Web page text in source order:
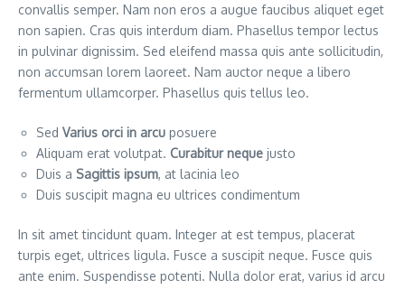
convallis semper. Nam non eros a augue faucibus aliquet eget
non sapien. Cras quis interdum diam. Phasellus tempor lectus
in pulvinar dignissim. Sed eleifend massa quis ante sollicitudin,
non accumsan lorem laoreet. Nam auctor neque a libero
fermentum ullamcorper. Phasellus quis tellus leo.
Sed Varius orci in arcu posuere
Aliquam erat volutpat. Curabitur neque justo
Duis a Sagittis ipsum, at lacinia leo
Duis suscipit magna eu ultrices condimentum
In sit amet tincidunt quam. Integer at est tempus, placerat
turpis eget, ultrices ligula. Fusce a suscipit neque. Fusce quis
ante enim. Suspendisse potenti. Nulla dolor erat, varius id arcu